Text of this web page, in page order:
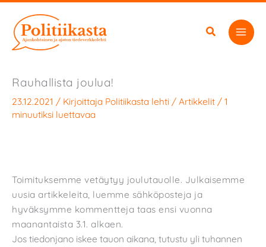
sisältöön
Rauhallista joulua!
23.12.2021 / Kirjoittaja Politiikasta lehti / Artikkelit / 1
minuutiksi luettavaa
Toimituksemme vetäytyy joulutauolle. Julkaisemme
uusia artikkeleita, luemme sähköposteja ja
hyväksymme kommentteja taas ensi vuonna
maanantaista 3.1. alkaen.
Jos tiedonjano iskee tauon aikana, tutustu yli tuhannen